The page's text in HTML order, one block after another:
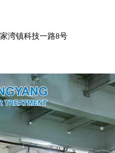
湾镇科技一路8号